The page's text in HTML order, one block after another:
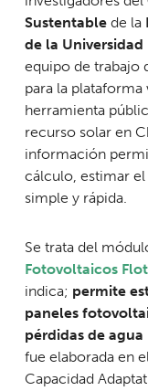
Sustentablede la
de la
equipo de trabajo
para la plataforma
herramienta
recurso solar en
información
cálculo, estimar
simple y rápida.
Se trata del
Fotovoltaicos
indica; permite
paneles
pérdidas de
fue elaborada en
Capacidad